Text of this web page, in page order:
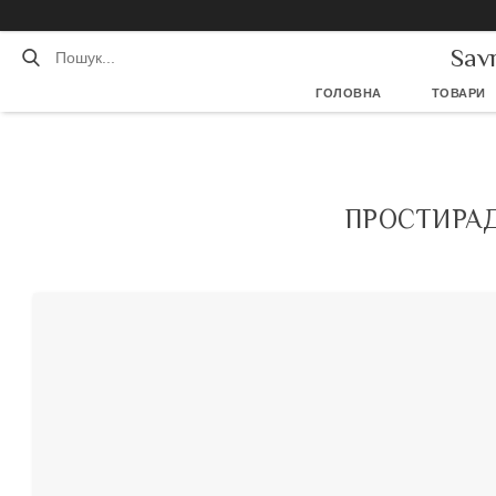
ГОЛОВНА ТОВАРИ